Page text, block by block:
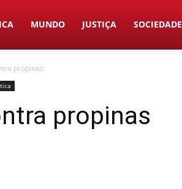
MUNDO JUSTIÇA SOCIEDADE
propinas
propinas